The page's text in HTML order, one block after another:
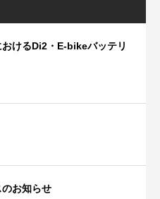
おけるDi2・E-bikeバッテリ
お知らせ